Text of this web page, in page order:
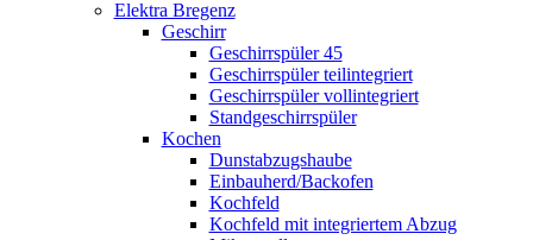
Elektra Bregenz
Geschirr
Geschirrspüler 45
Geschirrspüler teilintegriert
Geschirrspüler vollintegriert
Standgeschirrspüler
Kochen
Dunstabzugshaube
Einbauherd/Backofen
Kochfeld
Kochfeld mit integriertem Abzug